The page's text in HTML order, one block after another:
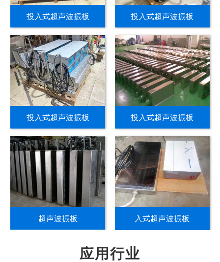
投入式超声波振板 投入式超声波振板
投入式超声波振板 投入式超声波振板
超声波振板 入式超声波振板
应用行业